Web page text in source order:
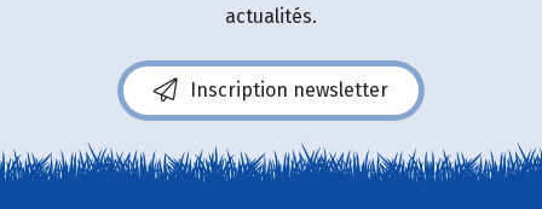
actualités.
Inscription newsletter